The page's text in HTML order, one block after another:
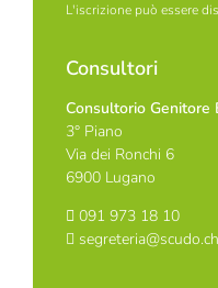
L'iscrizione può essere
Consultori
Consultorio Genitore
3° Piano
Via dei Ronchi 6
6900 Lugano
091 973 18 10
segreteria@scudo.ch